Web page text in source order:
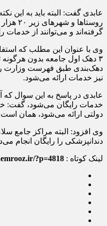
عابدی گفت: البته باید به این
گرفته‌اند و می‌توانند از خدمات
وی با عنوان این مطلب که
۳ دهک اول جامعه بدون
دهک‌بندی طبق فهرست وزارت
نیز خدمات ارائه می‌شود.
عابدی در پاسخ به این سوال
خدمات رایگان می‌شود، گفت:
دولتی ارائه می‌شود، همان است
وی افزود: البته مراکز جامع
دندانپزشکی را رایگان انجام
لینک کوتاه : ?p=4818